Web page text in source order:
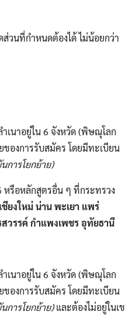
วนที่กำหนดต้องได้ ไม่น้อยกว่า
เนาอยู่ใน 6 จังหวัด (พิษณุโลก
องการรับสมัคร โดยมีทะเบียน
การโยกย้าย)
รือหลักสูตรอื่น ๆ ที่กระทรวง
ชียงใหม่ น่าน พะเยา แพร่
รรค์ กําแพงเพชร อุทัยธานี
เนาอยู่ใน 6 จังหวัด (พิษณุโลก
องการรับสมัคร โดยมีทะเบียน
การโยกย้าย)และต้องไม่อยู่ในเข